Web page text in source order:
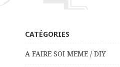
CATÉGORIES
A FAIRE SOI MEME / DIY